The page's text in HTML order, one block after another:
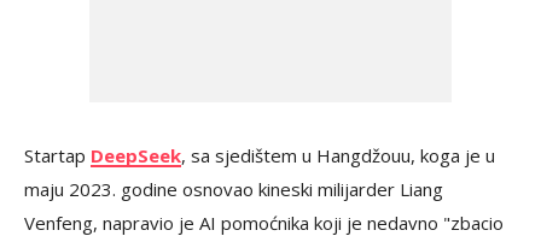
Startap DeepSeek, sa sjedištem u Hangdžouu, koga je u
maju 2023. godine osnovao kineski milijarder Liang
Venfeng, napravio je AI pomoćnika koji je nedavno "zbacio